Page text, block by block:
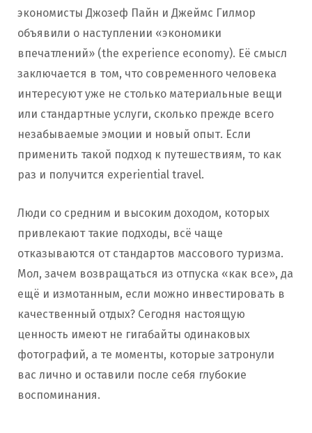
экономисты Джозеф Пайн и Джеймс Гилмор
объявили о наступлении «экономики
впечатлений» (the experience economy). Её смысл
заключается в том, что современного человека
интересуют уже не столько материальные вещи
или стандартные услуги, сколько прежде всего
незабываемые эмоции и новый опыт. Если
применить такой подход к путешествиям, то как
раз и получится experiential travel.
Люди со средним и высоким доходом, которых
привлекают такие подходы, всё чаще
отказываются от стандартов массового туризма.
Мол, зачем возвращаться из отпуска «как все», да
ещё и измотанным, если можно инвестировать в
качественный отдых? Сегодня настоящую
ценность имеют не гигабайты одинаковых
фотографий, а те моменты, которые затронули
вас лично и оставили после себя глубокие
воспоминания.